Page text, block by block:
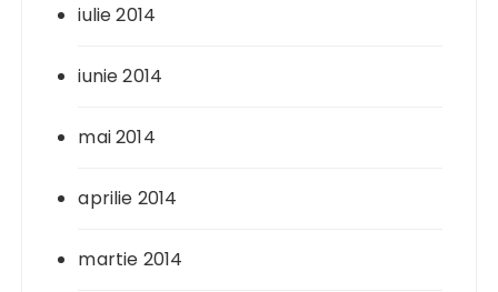
iulie 2014
iunie 2014
mai 2014
aprilie 2014
martie 2014